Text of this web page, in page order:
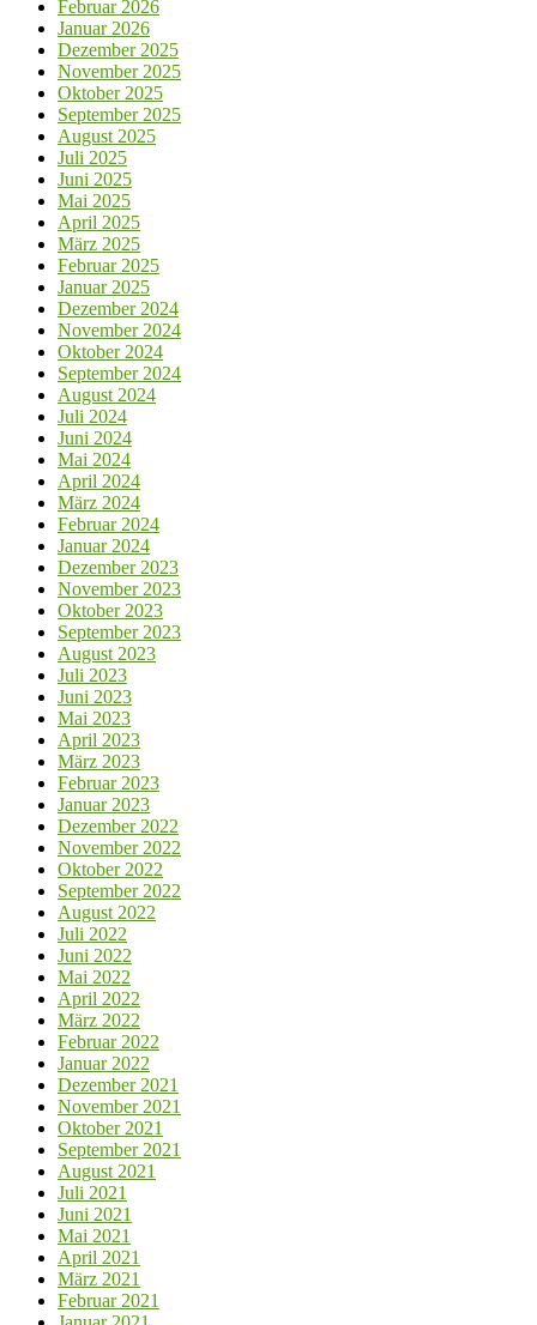
Februar 2026
Januar 2026
Dezember 2025
November 2025
Oktober 2025
September 2025
August 2025
Juli 2025
Juni 2025
Mai 2025
April 2025
März 2025
Februar 2025
Januar 2025
Dezember 2024
November 2024
Oktober 2024
September 2024
August 2024
Juli 2024
Juni 2024
Mai 2024
April 2024
März 2024
Februar 2024
Januar 2024
Dezember 2023
November 2023
Oktober 2023
September 2023
August 2023
Juli 2023
Juni 2023
Mai 2023
April 2023
März 2023
Februar 2023
Januar 2023
Dezember 2022
November 2022
Oktober 2022
September 2022
August 2022
Juli 2022
Juni 2022
Mai 2022
April 2022
März 2022
Februar 2022
Januar 2022
Dezember 2021
November 2021
Oktober 2021
September 2021
August 2021
Juli 2021
Juni 2021
Mai 2021
April 2021
März 2021
Februar 2021